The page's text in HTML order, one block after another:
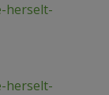
herselt-
herselt-